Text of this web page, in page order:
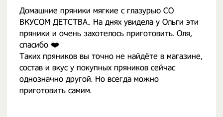
Домашние пряники мягкие с глазурью СО
ВКУСОМ ДЕТСТВА.. На днях увидела у Ольги эти
пряники и очень захотелось приготовить. Оля,
спасибо ❤️
Таких пряников вы точно не найдёте в магазине,
состав и вкус у покупных пряников сейчас
однозначно другой. Но всегда можно
приготовить самим.